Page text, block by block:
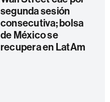
segunda sesión
consecutiva; bolsa
de México se
recupera en LatAm